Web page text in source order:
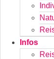
Infos